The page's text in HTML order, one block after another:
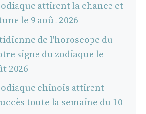
attirent la chance et
le 9 août 2026
de l'horoscope du
signe du zodiaque le
2026
chinois attirent
toute la semaine du 10